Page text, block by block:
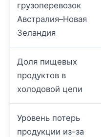
грузоперевозок
Австралия–Новая
Зеландия
Доля пищевых
продуктов в
холодовой цепи
Уровень потерь
продукции из-за